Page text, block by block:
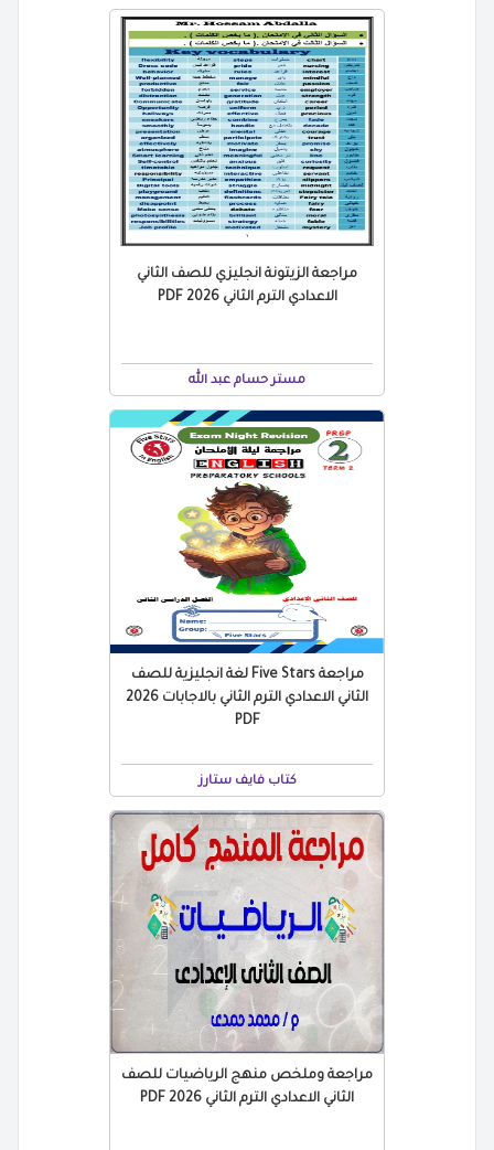
مراجعة الزيتونة انجليزي للصف الثاني
الاعدادي الترم الثاني 2026 PDF
مستر حسام عبد الله
مراجعة Five Stars لغة انجليزية للصف
الثاني الاعدادي الترم الثاني بالاجابات 2026
PDF
كتاب فايف ستارز
مراجعة وملخص منهج الرياضيات للصف
الثاني الاعدادي الترم الثاني 2026 PDF